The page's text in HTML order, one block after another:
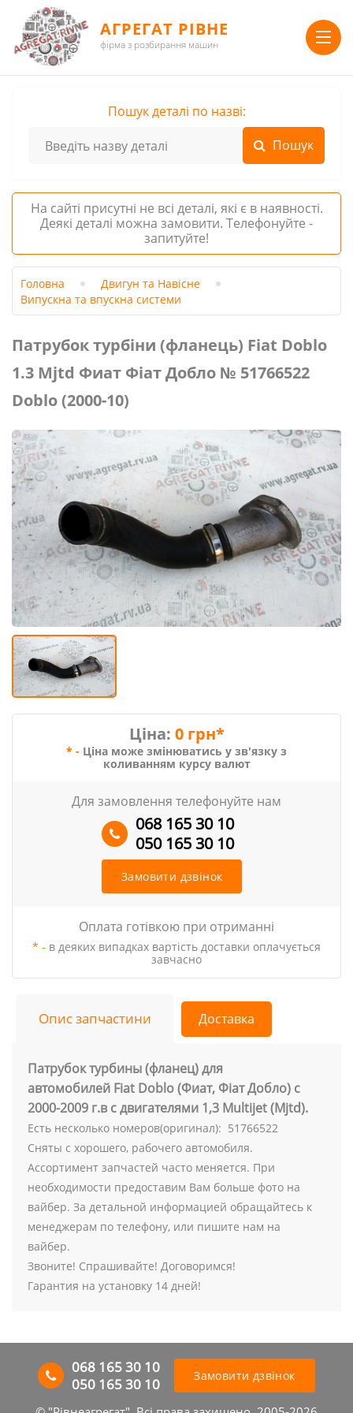
АГРЕГАТ РІВНЕ
фірма з розбирання машин
Пошук деталі по назві:
На сайті присутні не всі деталі, які є в наявності.
Деякі деталі можна замовити. Телефонуйте -
запитуйте!
Головна
Двигун та Навісне
Випускна та впускна системи
Патрубок турбіни (фланець) Fiat Doblo
1.3 Mjtd Фиат Фіат Добло № 51766522
Doblо (2000-10)
Ціна: 0 грн*
* - Ціна може змінюватись у зв'язку з
коливанням курсу валют
Для замовлення телефонуйте нам
068 165 30 10
050 165 30 10
Замовити дзвінок
Оплата готівкою при отриманні
* - в деяких випадках вартість доставки оплачується
завчасно
Опис запчастини Доставка
Патрубок турбины (фланец) для
автомобилей Fiat Doblо (Фиат, Фіат Добло) с
2000-2009 г.в с двигателями 1,3 Multijet (Mjtd).
Есть несколько номеров(оригинал): 51766522
Сняты с хорошего, рабочего автомобиля.
Ассортимент запчастей часто меняется. При
необходимости предоставим Вам больше фото на
вайбер. За детальной информацией обращайтесь к
менеджерам по телефону, или пишите нам на
вайбер.
Звоните! Спрашивайте! Договоримся!
Гарантия на установку 14 дней!
068 165 30 10
050 165 30 10
Замовити дзвінок